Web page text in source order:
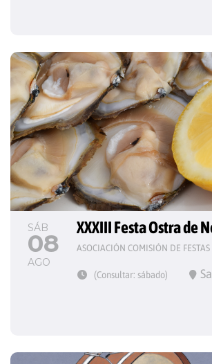
SÁB
08
AGO
XXXIII Festa Ostra de
ASOCIACIÓN COMISIÓN DE
(Consultar: sábado)